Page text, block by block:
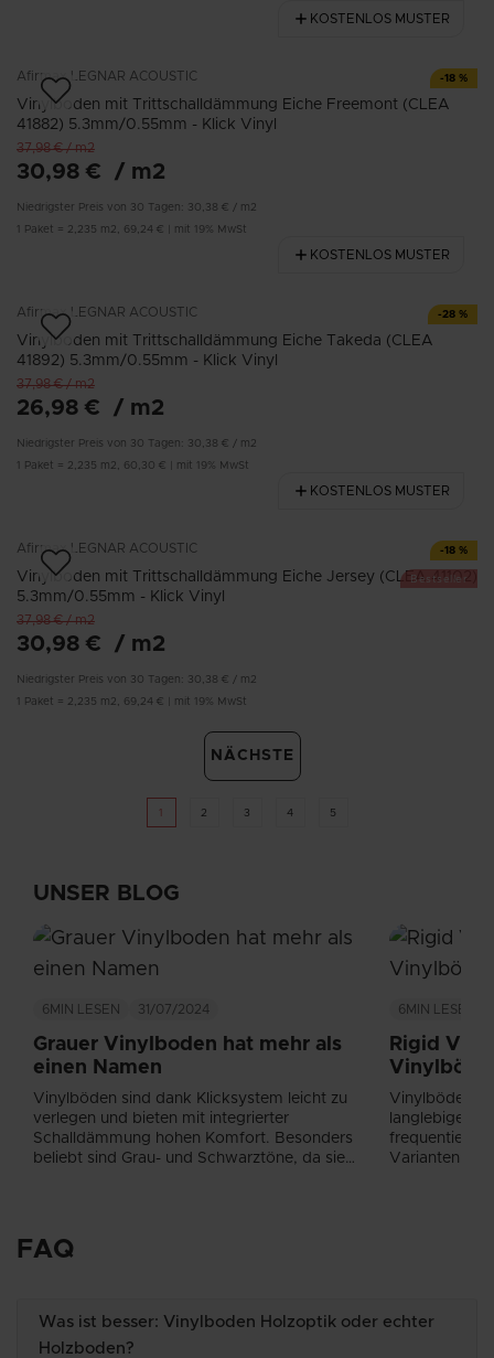
-18 %
KOSTENLOS MUSTER
Afirmax LEGNAR ACOUSTIC
Vinylboden mit Trittschalldämmung Eiche Freemont (CLEA
41882) 5.3mm/0.55mm - Klick Vinyl
37,98 €/m2
30,98 € / m2
Niedrigster Preis von 30 Tagen: 30,38 € / m2
Paket = 2,235 m2 69,24 € mit 19% MwSt
- 28 %
KOSTENLOS MUSTER
Afirmax LEGNAR ACOUSTIC
Vinylboden mit Trittschalldämmung Eiche Takeda (CLEA
41892) 5.3mm/0.55mm - Klick Vinyl
37,98 €/m2
26,98 € / m2
Niedrigster Preis von 30 Tagen: 30,38 € / m2
Paket = 2,235 m2 60,30 € mit 19% MwSt
-18 %
Bestseller
KOSTENLOS MUSTER
Afirmax LEGNAR ACOUSTIC
Vinylboden mit Trittschalldämmung Eiche Jersey (CLEA 41102)
5.3mm/0.55mm - Klick Vinyl
37,98 €/m2
30,98 € / m2
Niedrigster Preis von 30 Tagen: 30,38 € / m2
Paket = 2,235 m2 69,24 € mit 19% MwSt
NÄCHSTE
2 3 4 5
UNSER BLOG
6MIN LESEN 31/07/2024
Grauer Vinylboden hat mehr als
einen Namen
Vinylböden sind dank Klicksystem leicht zu
verlegen und bieten mit integrierter
Schalldämmung hohen Komfort. Besonders
beliebt sind Grau- und Schwarztöne, da sie
6MIN LESEN
Rigid
Vinylböden
langlebige
frequentierte
Varianten es
FAQ
Was ist besser: Vinylboden Holzoptik oder echter
Holzboden?